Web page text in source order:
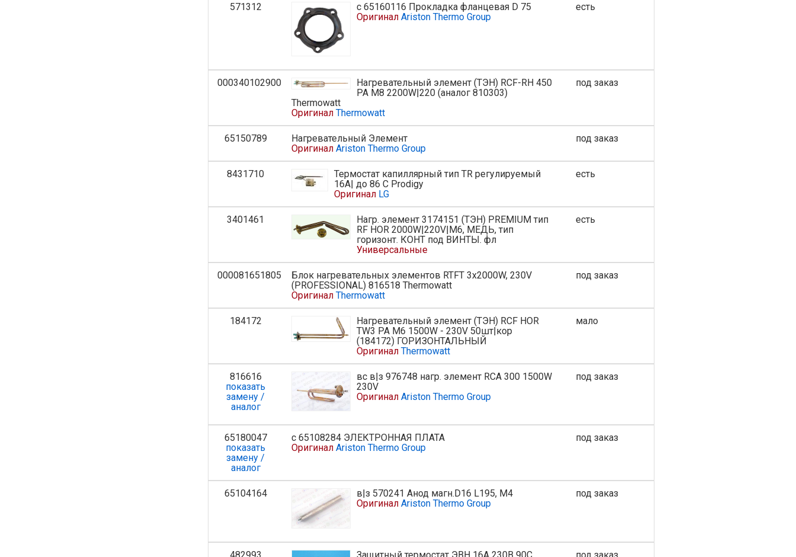
571312
с 65160116 Прокладка фланцевая D 75
Оригинал Ariston Thermo Group
есть
000340102900
Нагревательный элемент (ТЭН) RCF-RH 450
PA M8 2200W|220 (аналог 810303)
Thermowatt
Оригинал Thermowatt
под заказ
65150789
Нагревательный Элемент
Оригинал Ariston Thermo Group
под заказ
8431710
Термостат капиллярный тип TR регулируемый
16А| до 86 С Prodigy
Оригинал LG
есть
3401461
Нагр. элемент 3174151 (ТЭН) PREMIUM тип
RF HOR 2000W|220V|M6, МЕДЬ, тип
горизонт. КОНТ под ВИНТЫ. фл
Универсальные
есть
000081651805
Блок нагревательных элементов RTFT 3х2000W, 230V
(PROFESSIONAL) 816518 Thermowatt
Оригинал Thermowatt
под заказ
184172
Нагревательный элемент (ТЭН) RCF HOR
TW3 PA M6 1500W - 230V 50шт|кор
(184172) ГОРИЗОНТАЛЬНЫЙ
Оригинал Thermowatt
мало
816616
показать
замену /
аналог
вс в|з 976748 нагр. элемент RCA 300 1500W
230V
Оригинал Ariston Thermo Group
под заказ
65180047
показать
замену /
аналог
с 65108284 ЭЛЕКТРОННАЯ ПЛАТА
Оригинал Ariston Thermo Group
под заказ
65104164
в|з 570241 Анод магн.D16 L195, M4
Оригинал Ariston Thermo Group
под заказ
482993 Защитный термостат ЭВН 16А 230В 90С под заказ